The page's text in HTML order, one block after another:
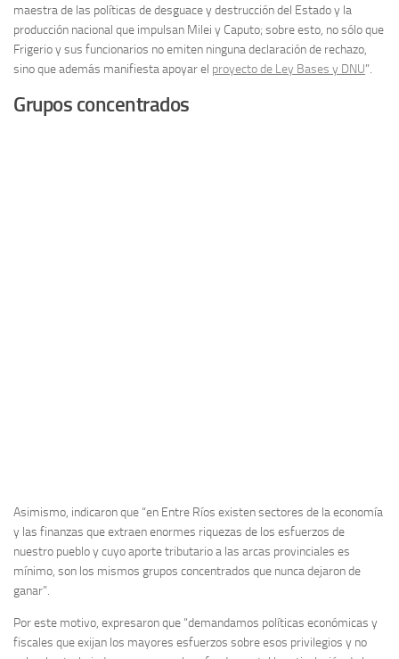
maestra de las políticas de desguace y destrucción del Estado y la
producción nacional que impulsan Milei y Caputo; sobre esto, no sólo que
Frigerio y sus funcionarios no emiten ninguna declaración de rechazo,
sino que además manifiesta apoyar el proyecto de Ley Bases y DNU”.
Grupos concentrados
Asimismo, indicaron que “en Entre Ríos existen sectores de la economía
y las finanzas que extraen enormes riquezas de los esfuerzos de
nuestro pueblo y cuyo aporte tributario a las arcas provinciales es
mínimo, son los mismos grupos concentrados que nunca dejaron de
ganar”.
Por este motivo, expresaron que “demandamos políticas económicas y
fiscales que exijan los mayores esfuerzos sobre esos privilegios y no